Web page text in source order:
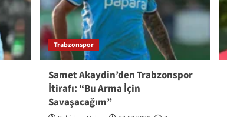
Trabzonspor
Samet Akaydin’den Trabzonspor
İtirafı: “Bu Arma İçin
Savaşacağım”